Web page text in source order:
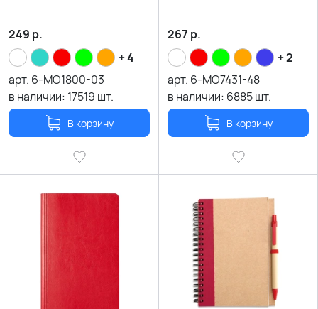
249 р.
+ 4
арт. 6-MO1800-03
в наличии: 17519 шт.
В корзину
267 р.
+ 2
арт. 6-MO7431-48
в наличии: 6885шт.
В корзину